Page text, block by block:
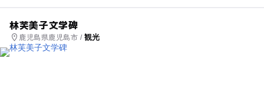
林芙美子文学碑
鹿児島県鹿児島市 / 観光